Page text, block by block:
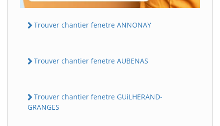
Trouver chantier fenetre ANNONAY
Trouver chantier fenetre AUBENAS
Trouver chantier fenetre GUiLHERAND-
GRANGES